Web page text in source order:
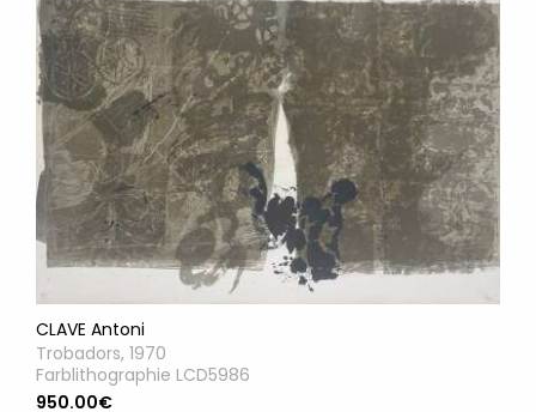
CLAVE Antoni
Trobadors, 1970
Farblithographie LCD5986
950.00€